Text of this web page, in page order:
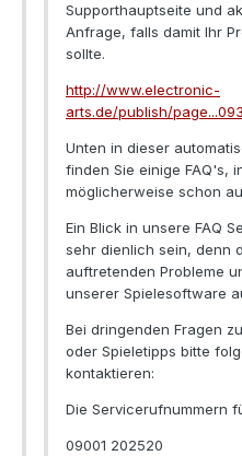
Supporthauptseite und
Anfrage, falls damit Ihr
sollte.
http://www.electronic-
arts.de/publish/
Unten in dieser
finden Sie einige FAQ's,
möglicherweise schon
Ein Blick in unsere FAQ
sehr dienlich sein, denn
auftretenden Probleme
unserer Spielesoftware
Bei dringenden Fragen
oder Spieletipps bitte
kontaktieren:
Die Servicerufnummern
09001 202520